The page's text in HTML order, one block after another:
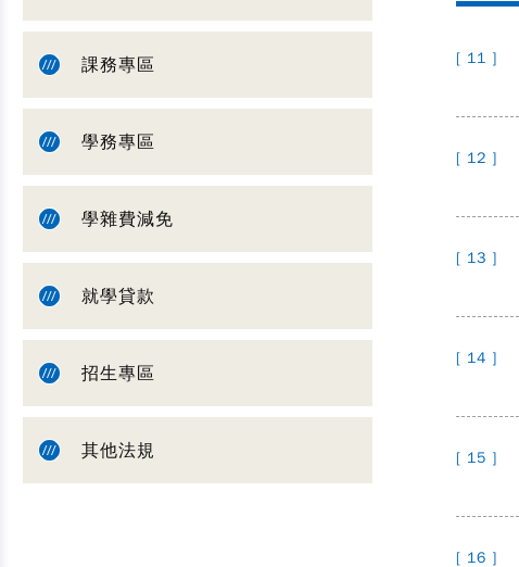
課務專區
學務專區
學雜費減免
就學貸款
招生專區
其他法規
[ 11 ]
[ 12 ]
[ 13 ]
[ 14 ]
[ 15 ]
[ 16 ]